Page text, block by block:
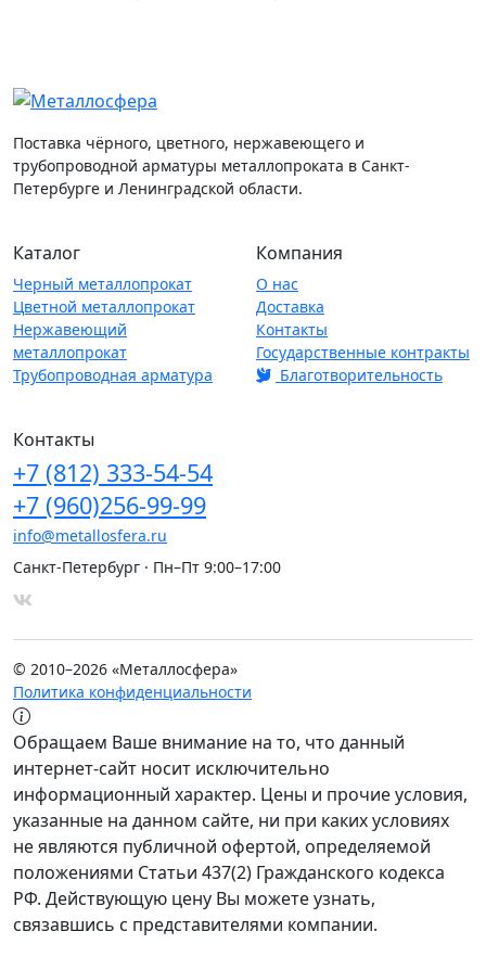
Поставка чёрного, цветного, нержавеющего и
трубопроводной арматуры металлопроката в Санкт-
Петербурге и Ленинградской области.
Каталог
Черный металлопрокат
Цветной металлопрокат
Нержавеющий
металлопрокат
Трубопроводная арматура
Компания
О нас
Доставка
Контакты
Государственные контракты
Благотворительность
Контакты
+7 (812) 333-54-54
+7 (960)256-99-99
info@metallosfera.ru
Санкт-Петербург · Пн–Пт 9:00–17:00
© 2010–2026 «Металлосфера»
Политика конфиденциальности
Обращаем Ваше внимание на то, что данный
интернет-сайт носит исключительно
информационный характер. Цены и прочие условия,
указанные на данном сайте, ни при каких условиях
не являются публичной офертой, определяемой
положениями Статьи 437(2) Гражданского кодекса
РФ. Действующую цену Вы можете узнать,
связавшись с представителями компании.